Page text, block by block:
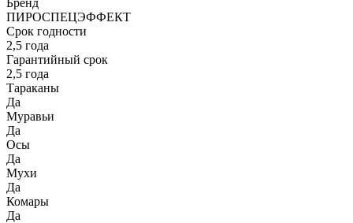
ПИРОСПЕЦЭФФЕКТ
Срок годности
2,5 года
Гарантийный срок
2,5 года
Тараканы
Да
Муравьи
Да
Осы
Да
Мухи
Да
Комары
Да